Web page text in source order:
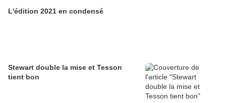
L'édition 2021 en condensé
Stewart double la mise et Tesson
tient bon